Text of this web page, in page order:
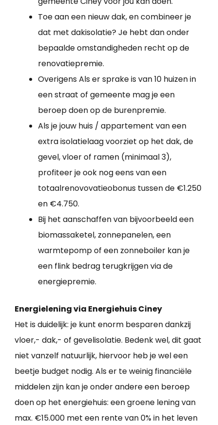
Toe aan een nieuw dak, en combineer je
dat met dakisolatie? Je hebt dan onder
bepaalde omstandigheden recht op de
renovatiepremie.
Overigens Als er sprake is van 10 huizen in
een straat of gemeente mag je een
beroep doen op de burenpremie.
Als je jouw huis / appartement van een
extra isolatielaag voorziet op het dak, de
gevel, vloer of ramen (minimaal 3),
profiteer je ook nog eens van een
totaalrenovovatieobonus tussen de €1.250
en €4.750.
Bij het aanschaffen van bijvoorbeeld een
biomassaketel, zonnepanelen, een
warmtepomp of een zonneboiler kan je
een flink bedrag terugkrijgen via de
energiepremie.
Energielening via Energiehuis Ciney
Het is duidelijk: je kunt enorm besparen dankzij
vloer,- dak,- of gevelisolatie. Bedenk wel, dit gaat
niet vanzelf natuurlijk, hiervoor heb je wel een
beetje budget nodig. Als er te weinig financiële
middelen zijn kan je onder andere een beroep
doen op het energiehuis: een groene lening van
max. €15.000 met een rente van 0% in het leven